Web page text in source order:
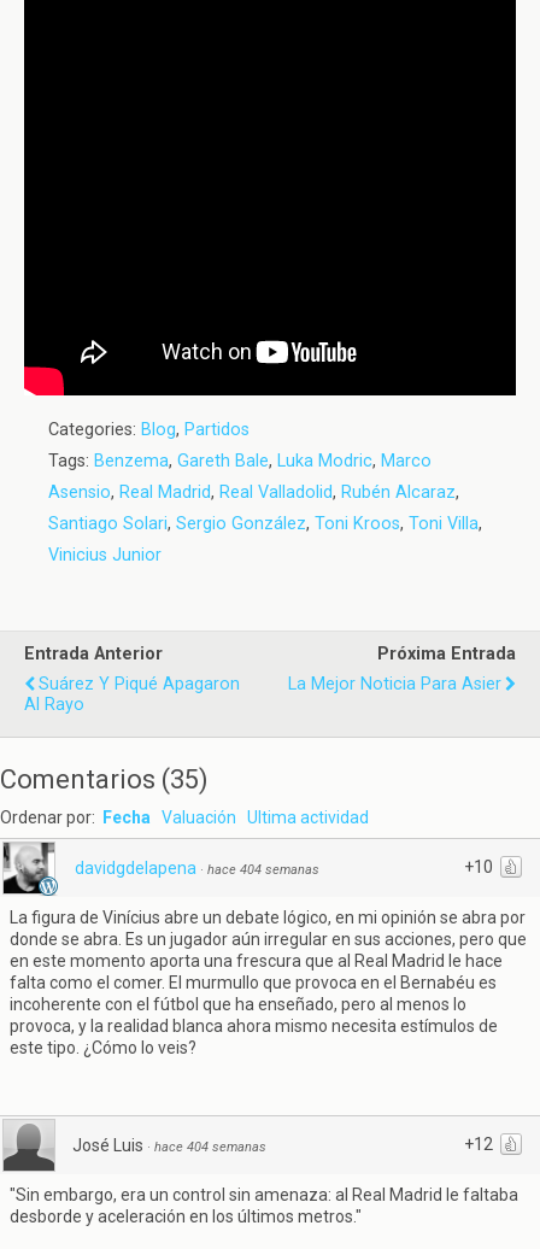
Categories: Blog, Partidos
Tags: Benzema, Gareth Bale, Luka Modric, Marco
Asensio, Real Madrid, Real Valladolid, Rubén Alcaraz,
Santiago Solari, Sergio González, Toni Kroos, Toni Villa,
Vinicius Junior
Entrada Anterior
Suárez Y Piqué Apagaron
Al Rayo
Próxima Entrada
La Mejor Noticia Para Asier
Comentarios (35)
Ordenar por: Fecha Valuación Ultima actividad
+10
davidgdelapena · hace 404 semanas
La figura de Vinícius abre un debate lógico, en mi opinión se abra por
donde se abra. Es un jugador aún irregular en sus acciones, pero que
en este momento aporta una frescura que al Real Madrid le hace
falta como el comer. El murmullo que provoca en el Bernabéu es
incoherente con el fútbol que ha enseñado, pero al menos lo
provoca, y la realidad blanca ahora mismo necesita estímulos de
este tipo. ¿Cómo lo veis?
+12
José Luis · hace 404 semanas
"Sin embargo, era un control sin amenaza: al Real Madrid le faltaba
desborde y aceleración en los últimos metros."